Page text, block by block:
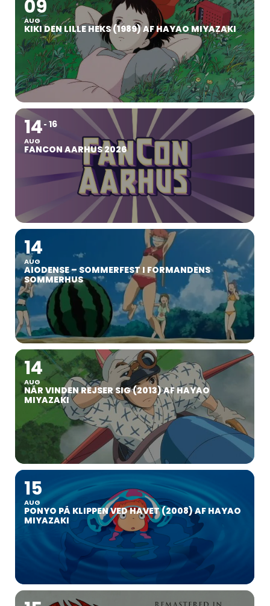
09
AUG
KIKI DEN LILLE HEKS (1989) AF HAYAO MIYAZAKI
14
AUG
16
FANCON AARHUS 2026
14
AUG
AIODENSE – SOMMERFEST I FORMANDENS
SOMMERHUS
14
AUG
NÅR VINDEN REJSER SIG (2013) AF HAYAO
MIYAZAKI
15
AUG
PONYO PÅ KLIPPEN VED HAVET (2008) AF HAYAO
MIYAZAKI